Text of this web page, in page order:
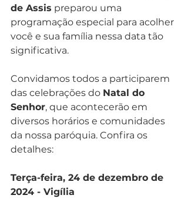
de Assis preparou uma
programação especial para acolher
você e sua família nessa data tão
significativa.
Convidamos todos a participarem
das celebrações do Natal do
Senhor, que acontecerão em
diversos horários e comunidades
da nossa paróquia. Confira os
detalhes:
Terça-feira, 24 de dezembro de
2024 - Vigília